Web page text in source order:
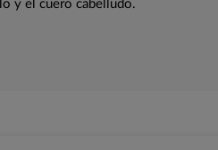
y el cuero cabelludo.